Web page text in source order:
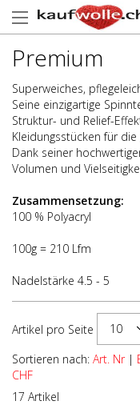
Premium
Superweiches,
Seine einzigartige
Struktur- und Relief-
Kleidungsstücken für die
Dank seiner
Volumen und
Zusammensetzung:
100 % Polyacryl
100g = 210 Lfm
Nadelstärke 4.5 - 5
Artikel pro Seite
10
Sortieren nach: Art. Nr|
CHF
17 Artikel